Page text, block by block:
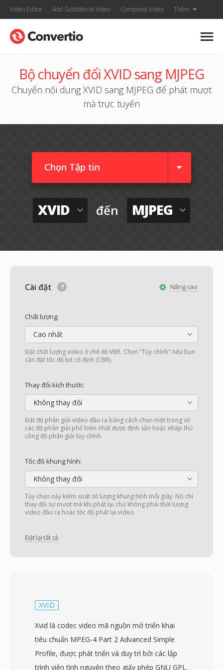
Video Editor Add Subtitles to Video Compress Video Thêm
Bộ chuyển đổi XVID sang MJPEG
Chuyển nội dung XVID sang MJPEG để phát mượt
mà trực tuyến
Chọn Tập tin
XVID đến MJPEG
Nâng cao
Cài đặt
Chất lượng:
Cao nhất
Đặt chất lượng video ở chế độ VBR. Chọn "Tùy chỉnh" nếu bạn
cần đặt tốc độ bit cố định (CBR).
Thay đổi kích thước:
Không thay đổi
Đặt độ phân giải video đầu ra bằng cách chọn một trong số
các độ phân giải phổ biến nhất được định sẵn hoặc nhập thủ
công độ phân giải tùy chỉnh.
Tốc độ khung hình:
Không thay đổi
Tùy chọn này kiểm soát số lượng khung hình mỗi giây. Nó chỉ
thay đổi sự mượt mà khi phát lại chứ không phải thời lượng
video đầu ra hoặc tốc độ phát lại video.
Đặt lại tất cả
XVID
Xvid là codec video mã nguồn mở triển khai
tiêu chuẩn MPEG-4 Part 2 Advanced Simple
Profile, được phát triển và duy trì bởi các lập
trình viên tình nguyện theo giấy phép GNU GPL.